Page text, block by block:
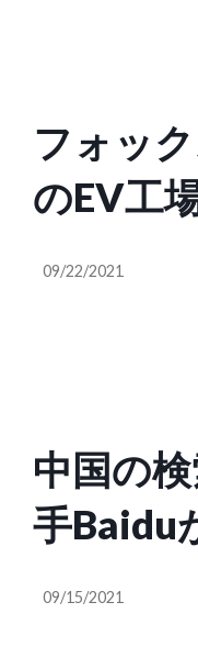
フォッ
のEV工
に5万台
09/22/2021
中国の
手Baidu
Goロボ
09/15/2021